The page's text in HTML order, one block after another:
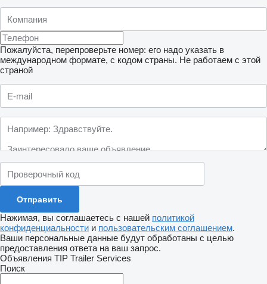
Пожалуйста, перепроверьте номер: его надо указать в
международном формате, с кодом страны. Не работаем с этой
страной
Нажимая, вы соглашаетесь с нашей политикой
конфиденциальности и пользовательским соглашением.
Ваши персональные данные будут обработаны с целью
предоставления ответа на ваш запрос.
Объявления TIP Trailer Services
Поиск